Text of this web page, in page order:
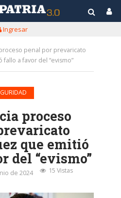
Ingresar
penal por prevaricato
a favor del “evismo”
proceso
que emitió
del “evismo”
de 2024 15 Vistas